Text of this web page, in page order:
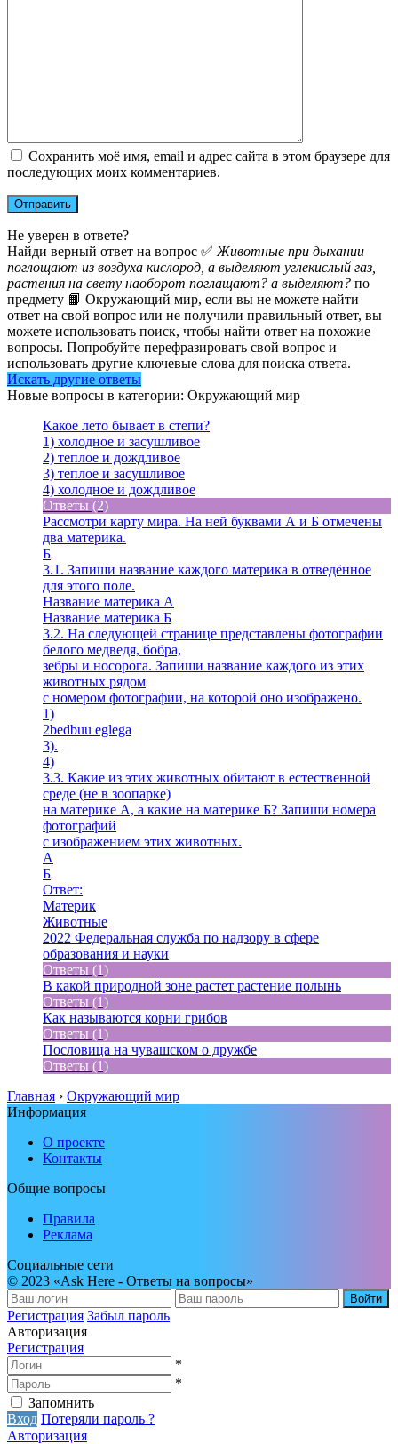
Сохранить моё имя, email и адрес сайта в этом браузере для
последующих моих комментариев.
Не уверен в ответе?
Найди верный ответ на вопрос ✅ Животные при дыхании
поглощают из воздуха кислород, а выделяют углекислый газ,
растения на свету наоборот поглащают? а выделяют? по
предмету 📙 Окружающий мир, если вы не можете найти
ответ на свой вопрос или не получили правильный ответ, вы
можете использовать поиск, чтобы найти ответ на похожие
вопросы. Попробуйте перефразировать свой вопрос и
использовать другие ключевые слова для поиска ответа.
Искать другие ответы
Новые вопросы в категории: Окружающий мир
Какое лето бывает в степи?
1) холодное и засушливое
2) теплое и дождливое
3) теплое и засушливое
4) холодное и дождливое
Ответы (2)
Рассмотри карту мира. На ней буквами А и Б отмечены
два материка.
Б
3.1. Запиши название каждого материка в отведённое
для этого поле.
Название материка А
Название материка Б
3.2. На следующей странице представлены фотографии
белого медведя, бобра,
зебры и носорога. Запиши название каждого из этих
животных рядом
с номером фотографии, на которой оно изображено.
1)
2bedbuu eglega
3).
4)
3.3. Какие из этих животных обитают в естественной
среде (не в зоопарке)
на материке А, а какие на материке Б? Запиши номера
фотографий
с изображением этих животных.
A
Б
Ответ:
Материк
Животные
2022 Федеральная служба по надзору в сфере
образования и науки
Ответы (1)
В какой природной зоне растет растение полынь
Ответы (1)
Как называются корни грибов
Ответы (1)
Пословица на чувашском о дружбе
Ответы (1)
Главная › Окружающий мир
Информация
О проекте
Контакты
Общие вопросы
Правила
Реклама
Социальные сети
© 2023 «Ask Here - Ответы на вопросы»
Войти
Регистрация Забыл пароль
Авторизация
Регистрация
*
*
Запомнить
Вход Потеряли пароль ?
Авторизация